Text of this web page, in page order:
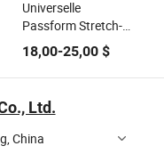
Universelle
Passform Stretch-
Fleece Staubdicht
Autoabdeckung
Innen
Atmungsaktive
Autoabdeckung
18,00-25,00$
Ltd.
China